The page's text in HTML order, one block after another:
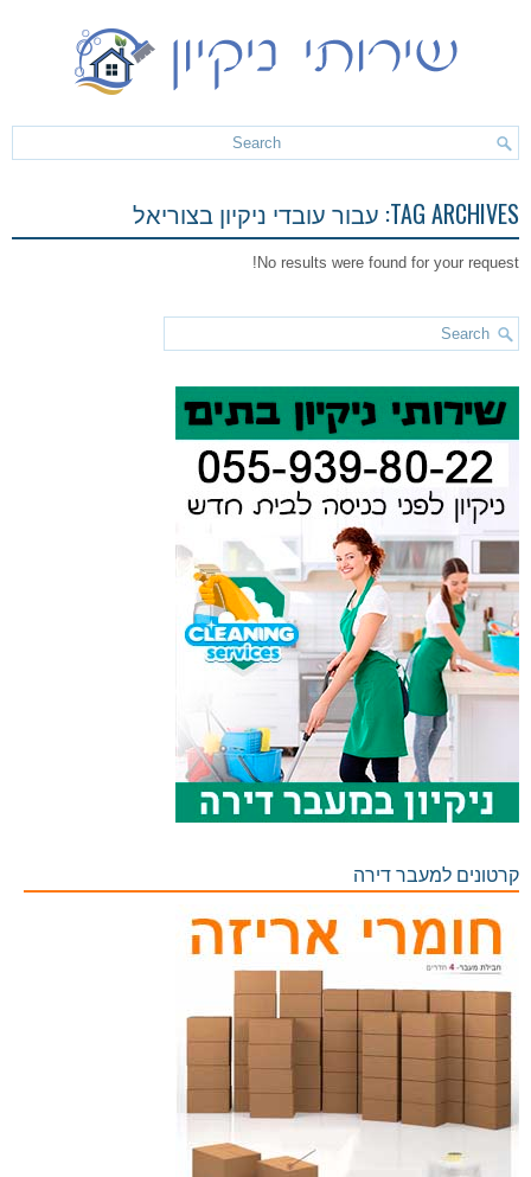
TAG ARCHIVES: עבור עובדי ניקיון בצוריאל
No results were found for your request!
קרטונים למעבר דירה